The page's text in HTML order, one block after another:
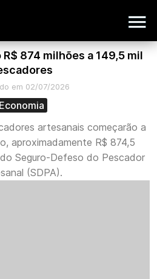
R$ 874 milhões a 149,5 mil
em 02/07/2026
Economia
artesanais começarão a
aproximadamente R$ 874,5
Seguro-Defeso do Pescador
(SDPA).